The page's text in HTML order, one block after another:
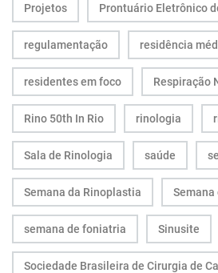
Projetos Prontuário Eletrônico
regulamentação residência
residentes em foco Respiração
Rino 50th In Rio rinologia
Sala de Rinologia saúde
Semana da Rinoplastia Semana
semana de foniatria Sinusite
Sociedade Brasileira de Cirurgia de